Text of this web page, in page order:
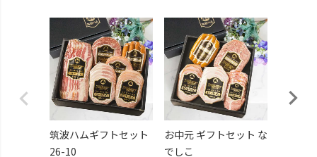
筑波ハムギフトセット
26-10
お中元 ギフトセット な
でしこ